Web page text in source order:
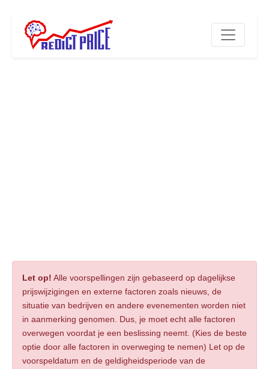
Let op! Alle voorspellingen zijn gebaseerd op dagelijkse
prijswijzigingen en externe factoren zoals nieuws, de
situatie van bedrijven en andere evenementen worden niet
in aanmerking genomen. Dus, je moet echt alle factoren
overwegen voordat je een beslissing neemt. (Kies de beste
optie door alle factoren in overweging te nemen) Let op de
voorspeldatum en de geldigheidsperiode van de